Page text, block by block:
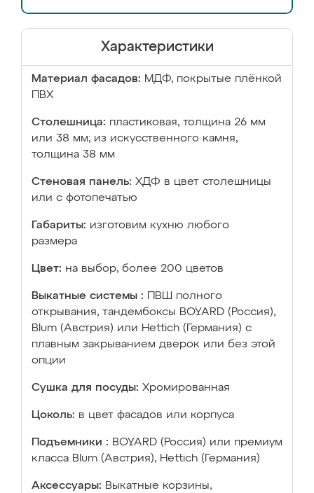
Характеристики
Материал фасадов: МДФ, покрытые плёнкой
ПВХ
Столешница: пластиковая, толщина 26 мм
или 38 мм; из искусственного камня,
толщина 38 мм
Стеновая панель: ХДФ в цвет столешницы
или с фотопечатью
Габариты: изготовим кухню любого
размера
Цвет: на выбор, более 200 цветов
Выкатные системы :
ПВШ полного
открывания, тандембоксы BOYARD (Россия),
Blum (Австрия) или Hettich (Германия) с
плавным закрыванием дверок или без этой
опции
Сушка для посуды: Хромированная
Цоколь: в цвет фасадов или корпуса
Подъемники : BOYARD (Россия) или премиум
класса Blum (Австрия), Hettich (Германия)
Аксессуары: Выкатные корзины,